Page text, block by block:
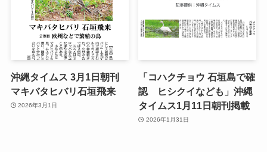
沖縄タイムス 3月1日朝刊
マキバタヒバリ石垣飛来
2026年3月1日
「コハクチョウ 石垣島で確
認 ヒシクイなども」沖縄
タイムス1月11日朝刊掲載
2026年1月31日